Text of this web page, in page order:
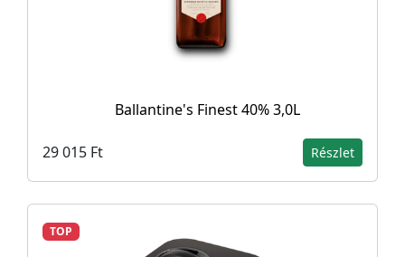
Ballantine's Finest 40% 3,0L
29 015 Ft Részlet
TOP